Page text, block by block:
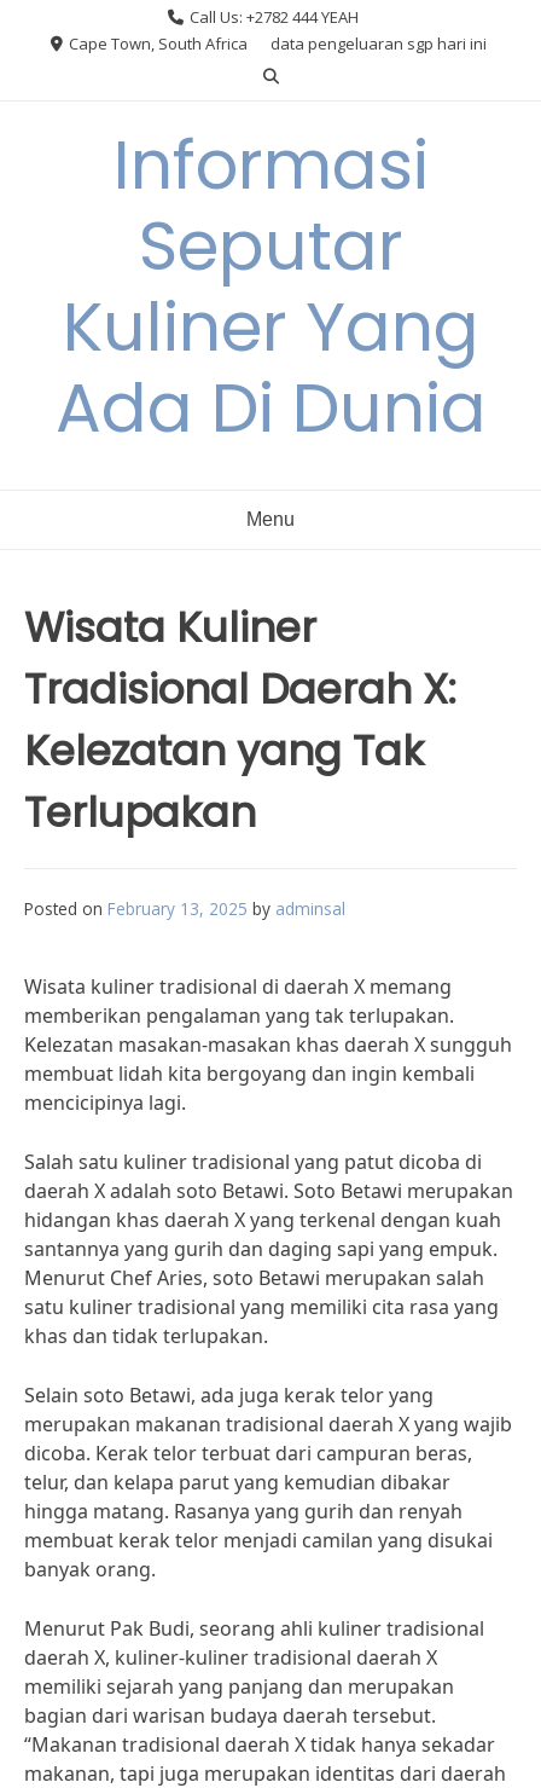
Call Us: +2782 444 YEAH
Cape Town, South Africa
data pengeluaran sgp hari ini
Informasi
Seputar
Kuliner Yang
Ada Di Dunia
Menu
Wisata Kuliner
Tradisional Daerah X:
Kelezatan yang Tak
Terlupakan
Posted on February 13, 2025 by adminsal
Wisata kuliner tradisional di daerah X memang
memberikan pengalaman yang tak terlupakan.
Kelezatan masakan-masakan khas daerah X sungguh
membuat lidah kita bergoyang dan ingin kembali
mencicipinya lagi.
Salah satu kuliner tradisional yang patut dicoba di
daerah X adalah soto Betawi. Soto Betawi merupakan
hidangan khas daerah X yang terkenal dengan kuah
santannya yang gurih dan daging sapi yang empuk.
Menurut Chef Aries, soto Betawi merupakan salah
satu kuliner tradisional yang memiliki cita rasa yang
khas dan tidak terlupakan.
Selain soto Betawi, ada juga kerak telor yang
merupakan makanan tradisional daerah X yang wajib
dicoba. Kerak telor terbuat dari campuran beras,
telur, dan kelapa parut yang kemudian dibakar
hingga matang. Rasanya yang gurih dan renyah
membuat kerak telor menjadi camilan yang disukai
banyak orang.
Menurut Pak Budi, seorang ahli kuliner tradisional
daerah X, kuliner-kuliner tradisional daerah X
memiliki sejarah yang panjang dan merupakan
bagian dari warisan budaya daerah tersebut.
“Makanan tradisional daerah X tidak hanya sekadar
makanan, tapi juga merupakan identitas dari daerah